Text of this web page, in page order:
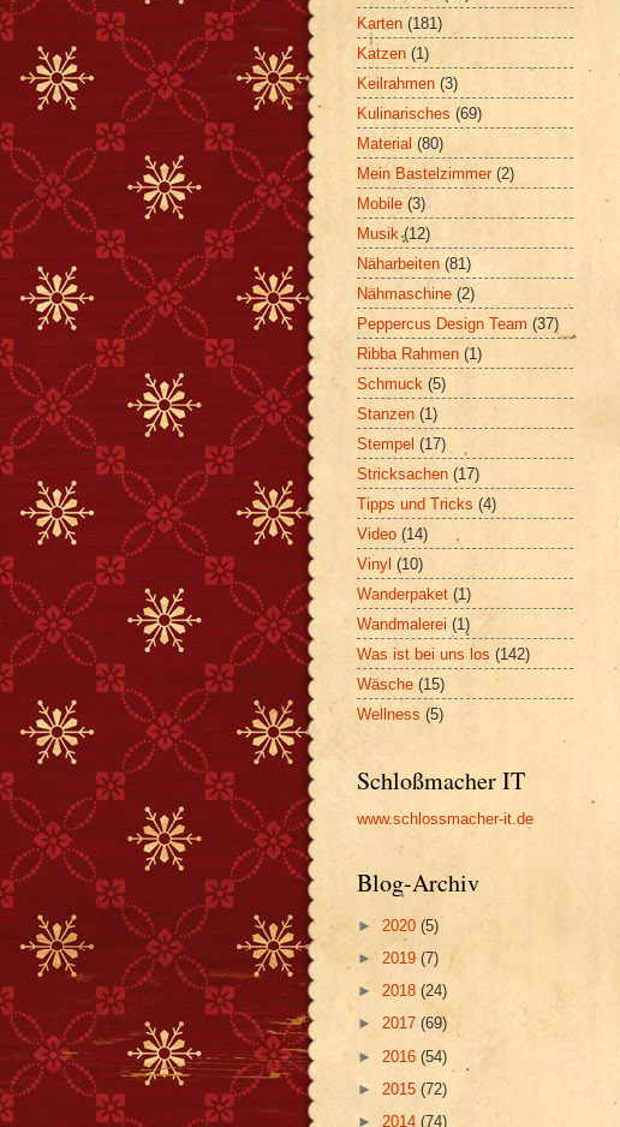
Karten (181)
Katzen (1)
Keilrahmen (3)
Kulinarisches (69)
Material (80)
Mein Bastelzimmer (2)
Mobile (3)
Musik (12)
Näharbeiten (81)
Nähmaschine (2)
Peppercus Design Team (37)
Ribba Rahmen (1)
Schmuck (5)
Stanzen (1)
Stempel (17)
Stricksachen (17)
Tipps und Tricks (4)
Video (14)
Vinyl (10)
Wanderpaket (1)
Wandmalerei (1)
Was ist bei uns los (142)
Wäsche (15)
Wellness (5)
Schloßmacher IT
www.schlossmacher-it.de
Blog-Archiv
► 2020 (5)
► 2019 (7)
► 2018 (24)
► 2017 (69)
► 2016 (54)
► 2015 (72)
► 2014 (74)